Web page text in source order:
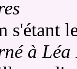
s'étant
à